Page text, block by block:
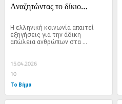
Αναζητώντας το δίκιο…
Η ελληνική κοινωνία απαιτεί
εξηγήσεις για την άδικη
απώλεια ανθρώπων στα
15.04.2026
10
Το Βήμα